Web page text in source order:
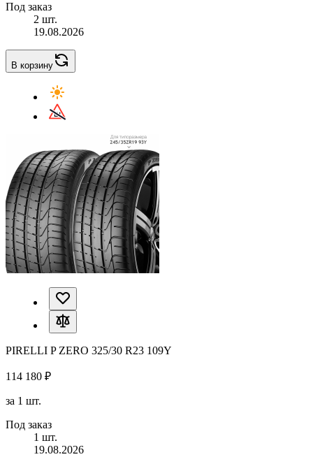
Под заказ
2 шт.
19.08.2026
В корзину
PIRELLI P ZERO 325/30 R23 109Y
114 180 ₽
за 1 шт.
Под заказ
1 шт.
19.08.2026